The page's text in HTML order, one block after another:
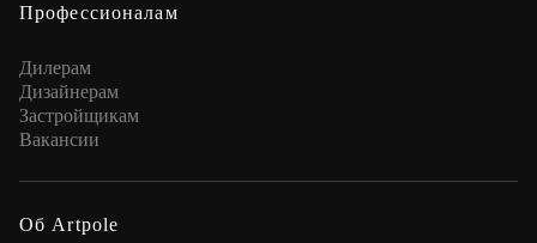
Профессионалам
Дилерам
Дизайнерам
Застройщикам
Вакансии
Об Artpole